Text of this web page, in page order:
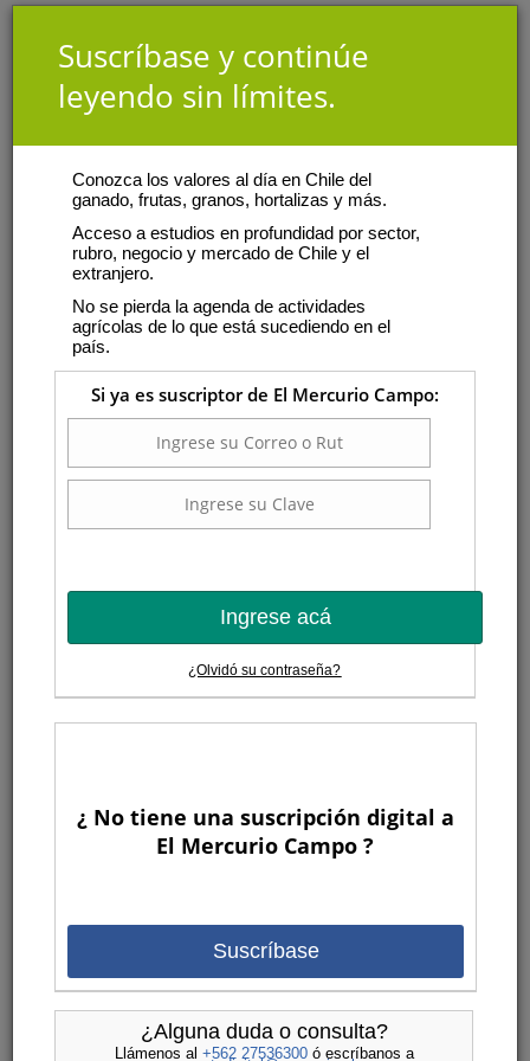
Suscríbase y continúe
leyendo sin límites.
Conozca los valores al día en Chile del
ganado, frutas, granos, hortalizas y más.
Acceso a estudios en profundidad por sector,
rubro, negocio y mercado de Chile y el
extranjero.
No se pierda la agenda de actividades
agrícolas de lo que está sucediendo en el
país.
Si ya es suscriptor de El Mercurio Campo:
Ingrese acá
¿Olvidó su contraseña?
¿ No tiene una suscripción digital a
El Mercurio Campo ?
Suscríbase
¿Alguna duda o consulta?
Llámenos al +562 27536300ó escríbanos a